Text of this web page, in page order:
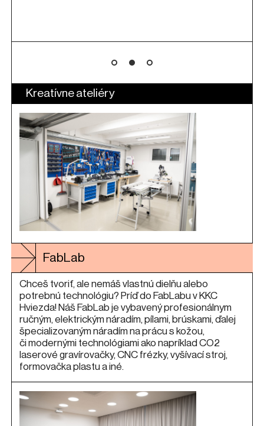
Kreatívne ateliéry
FabLab
Chceš tvoriť, ale nemáš vlastnú dielňu alebo
potrebnú technológiu? Príď do FabLabu v KKC
Hviezda! Náš FabLab je vybavený profesionálnym
ručným, elektrickým náradím, pílami, brúskami, ďalej
špecializovaným náradím na prácu s kožou,
či modernými technológiami ako napríklad CO2
laserové gravírovačky, CNC frézky, vyšívací stroj,
formovačka plastu a iné.